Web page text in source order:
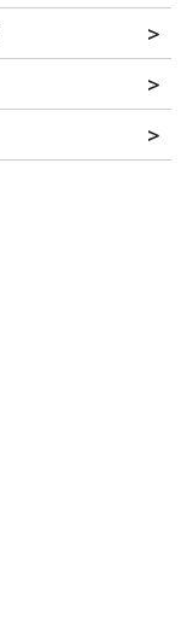
>
>
>